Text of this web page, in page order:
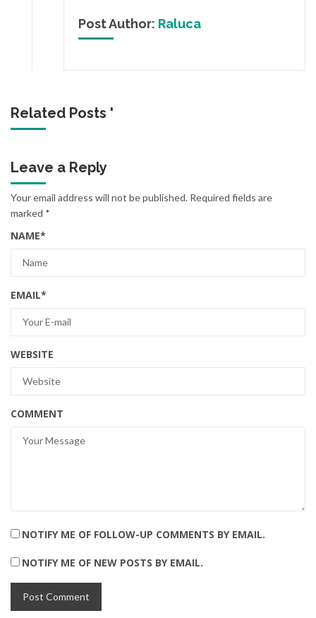
Post Author: Raluca
Related Posts '
Leave a Reply
Your email address will not be published. Required fields are
marked *
NAME*
EMAIL*
WEBSITE
COMMENT
NOTIFY ME OF FOLLOW-UP COMMENTS BY EMAIL.
NOTIFY ME OF NEW POSTS BY EMAIL.